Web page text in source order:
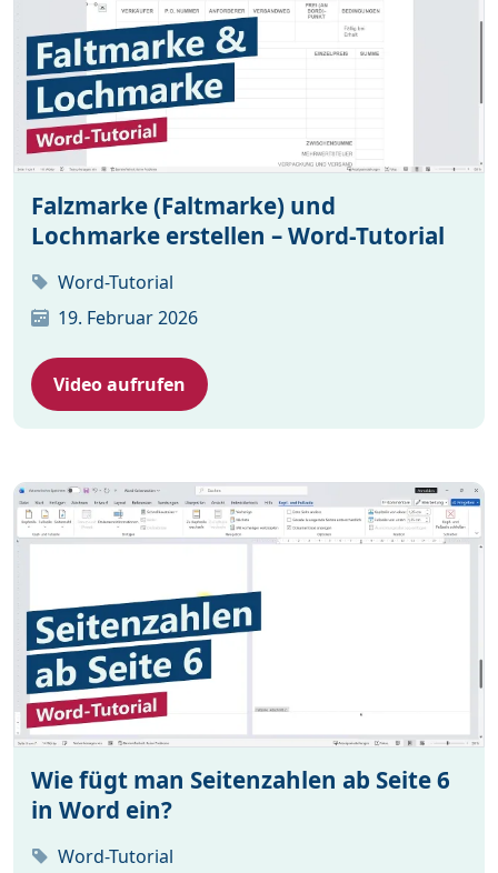
Falzmarke (Faltmarke) und
Lochmarke erstellen – Word-Tutorial
Word-Tutorial
19. Februar 2026
Video aufrufen
Wie fügt man Seitenzahlen ab Seite 6
in Word ein?
Word-Tutorial